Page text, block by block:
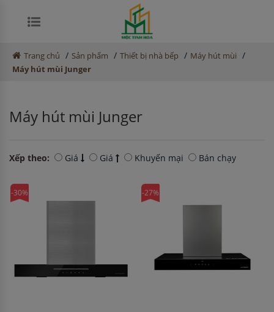
Trang chủ / Sản phẩm / Thiết bị nhà bếp / Máy hút mùi /
Máy hút mùi Junger
Máy hút mùi Junger
Xếp theo: Giá Giá Khuyến mại Bán chạy
-30% -27%